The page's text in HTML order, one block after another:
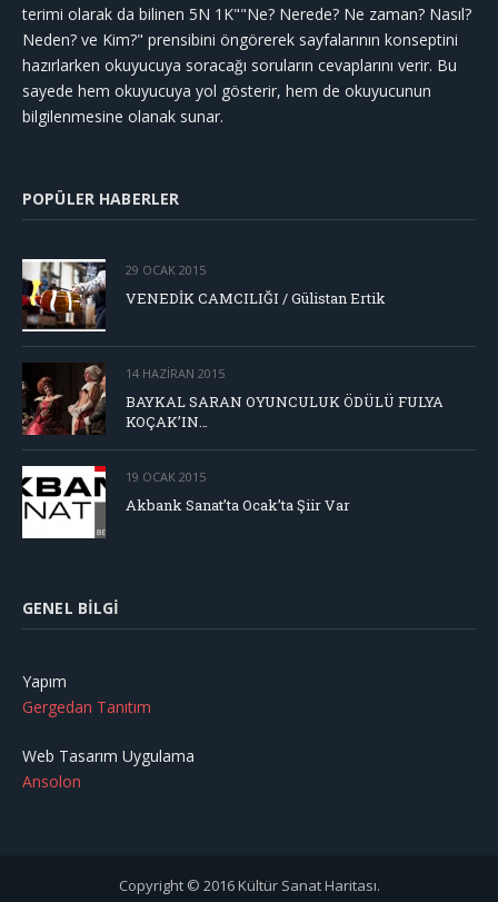
terimi olarak da bilinen 5N 1K""Ne? Nerede? Ne zaman? Nasıl?
Neden? ve Kim?" prensibini öngörerek sayfalarının konseptini
hazırlarken okuyucuya soracağı soruların cevaplarını verir. Bu
sayede hem okuyucuya yol gösterir, hem de okuyucunun
bilgilenmesine olanak sunar.
POPÜLER HABERLER
29 OCAK 2015
VENEDİK CAMCILIĞI / Gülistan Ertik
14 HAZIRAN 2015
BAYKAL SARAN OYUNCULUK ÖDÜLÜ FULYA
KOÇAK’IN…
19 OCAK 2015
Akbank Sanat’ta Ocak’ta Şiir Var
GENEL BILGI
Yapım
Gergedan Tanıtım
Web Tasarım Uygulama
Ansolon
Copyright © 2016 Kültür Sanat Haritası.